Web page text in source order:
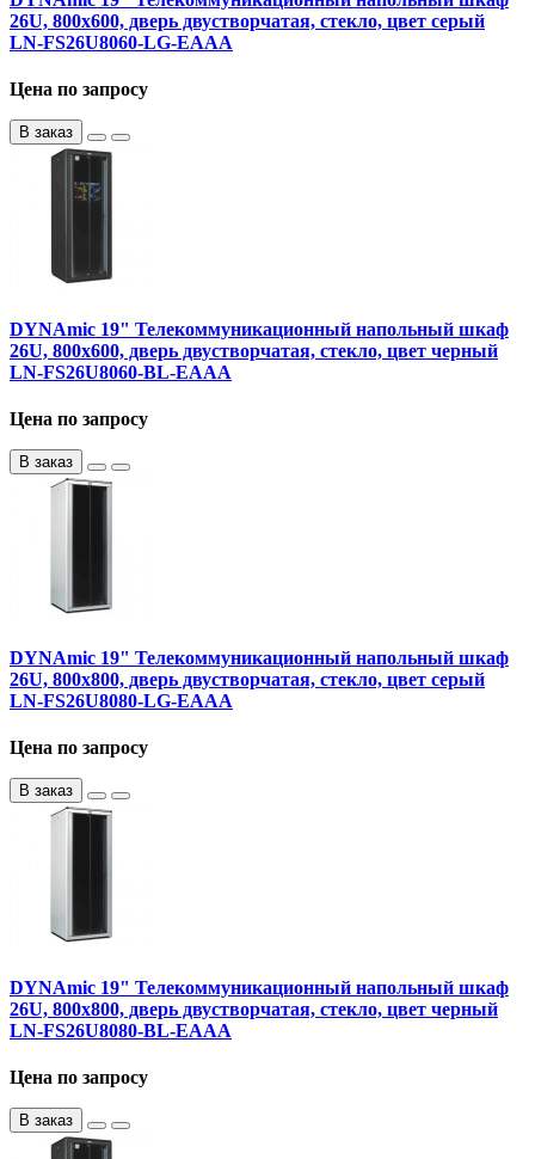
26U, 800х600, дверь двустворчатая, стекло, цвет серый
LN-FS26U8060-LG-EAAA
Цена по запросу
В заказ
DYNAmic 19" Телекоммуникационный напольный шкаф
26U, 800х600, дверь двустворчатая, стекло, цвет черный
LN-FS26U8060-BL-EAAA
Цена по запросу
В заказ
DYNAmic 19" Телекоммуникационный напольный шкаф
26U, 800х800, дверь двустворчатая, стекло, цвет серый
LN-FS26U8080-LG-EAAA
Цена по запросу
В заказ
DYNAmic 19" Телекоммуникационный напольный шкаф
26U, 800х800, дверь двустворчатая, стекло, цвет черный
LN-FS26U8080-BL-EAAA
Цена по запросу
В заказ